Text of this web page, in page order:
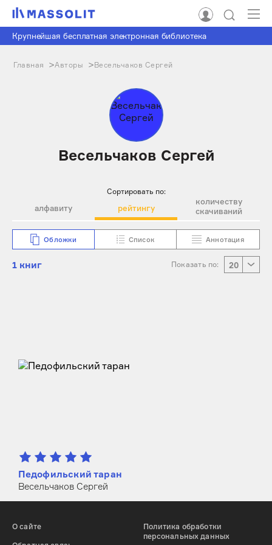
Крупнейшая бесплатная электронная библиотека
Главная Авторы Весельчаков Сергей
Весельчаков Сергей
Сортировать по:
алфавиту рейтингу
количеству
скачиваний
Обложки Список Аннотация
1 книг Показать по: 20
Педофильский таран
Весельчаков Сергей
О сайте
Политика обработки
персональных данных